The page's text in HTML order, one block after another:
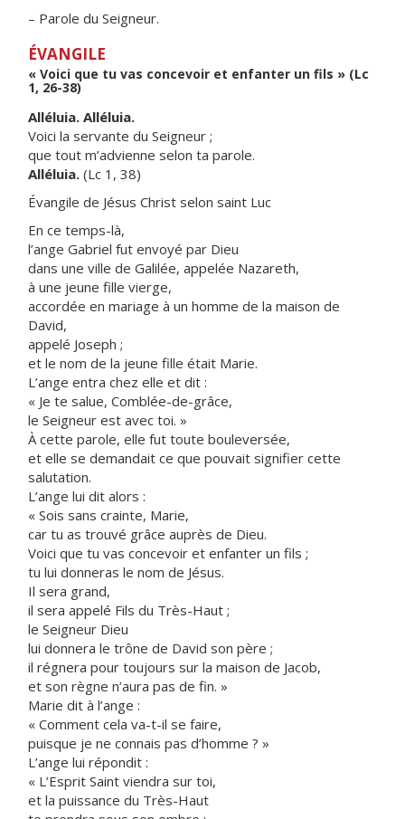
– Parole du Seigneur.
ÉVANGILE
« Voici que tu vas concevoir et enfanter un fils » (Lc
1, 26-38)
Alléluia. Alléluia.
Voici la servante du Seigneur ;
que tout m’advienne selon ta parole.
Alléluia. (Lc 1, 38)
Évangile de Jésus Christ selon saint Luc
En ce temps-là,
l’ange Gabriel fut envoyé par Dieu
dans une ville de Galilée, appelée Nazareth,
à une jeune fille vierge,
accordée en mariage à un homme de la maison de
David,
appelé Joseph ;
et le nom de la jeune fille était Marie.
L’ange entra chez elle et dit :
« Je te salue, Comblée-de-grâce,
le Seigneur est avec toi. »
À cette parole, elle fut toute bouleversée,
et elle se demandait ce que pouvait signifier cette
salutation.
L’ange lui dit alors :
« Sois sans crainte, Marie,
car tu as trouvé grâce auprès de Dieu.
Voici que tu vas concevoir et enfanter un fils ;
tu lui donneras le nom de Jésus.
Il sera grand,
il sera appelé Fils du Très-Haut ;
le Seigneur Dieu
lui donnera le trône de David son père ;
il régnera pour toujours sur la maison de Jacob,
et son règne n’aura pas de fin. »
Marie dit à l’ange :
« Comment cela va-t-il se faire,
puisque je ne connais pas d’homme ? »
L’ange lui répondit :
« L’Esprit Saint viendra sur toi,
et la puissance du Très-Haut